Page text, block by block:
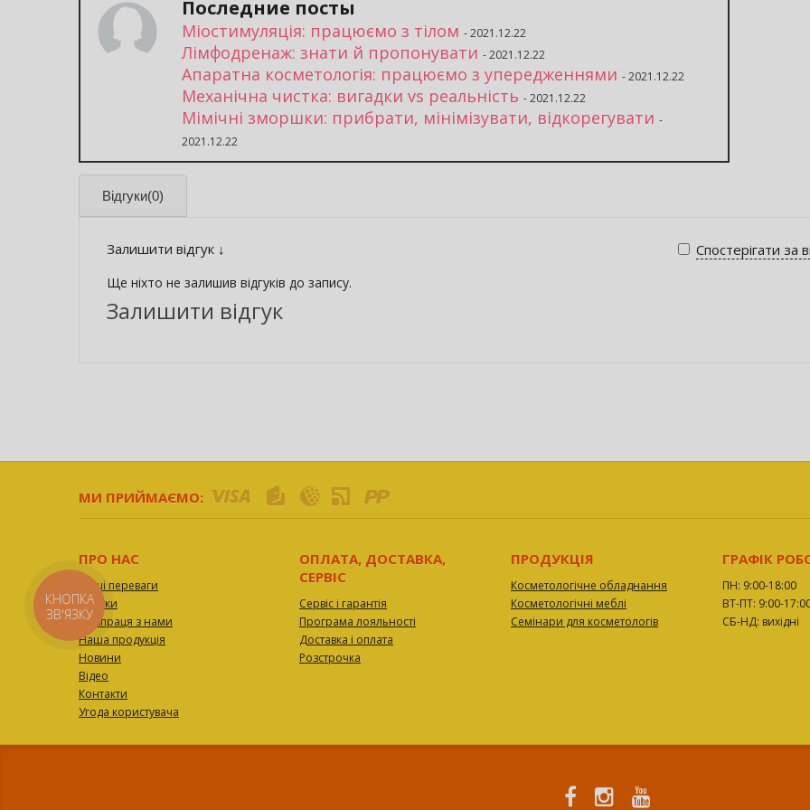
Последние посты
Міостимуляція: працюємо з тілом - 2021.12.22
Лімфодренаж: знати й пропонувати - 2021.12.22
Апаратна косметологія: працюємо з упередженнями - 2021.12.22
Механічна чистка: вигадки vs реальність - 2021.12.22
Мімічні зморшки: прибрати, мінімізувати, відкорегувати -
2021.12.22
Відгуки(0)
Спостерігати за
Залишити відгук ↓
Ще ніхто не залишив відгуків до запису.
Залишити відгук
МИ ПРИЙМАЄМО:
ПРО НАС
Наші переваги
Відгуки
Співпраця з нами
Наша продукція
Новини
Відео
Контакти
Угода користувача
ОПЛАТА, ДОСТАВКА,
СЕРВІС
Сервіс і гарантія
Програма лояльності
Доставка і оплата
Розстрочка
ПРОДУКЦІЯ
Косметологічне обладнання
Косметологічні меблі
Семінари для косметологів
ГРАФІК
ПН: 9:00-18:00
ВТ-ПТ: 9:00-
СБ-НД: вихідні
КНОПКА
ЗВ'ЯЗКУ